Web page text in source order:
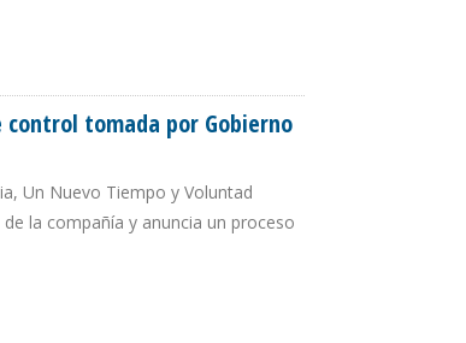
control tomada por Gobierno
Un Nuevo Tiempo y Voluntad
la compañía y anuncia un proceso